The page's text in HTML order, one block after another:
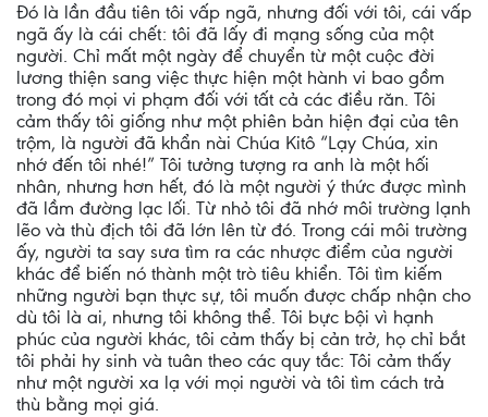
Đó là lần đầu tiên tôi vấp ngã, nhưng đối với tôi, cái vấp
ngã ấy là cái chết: tôi đã lấy đi mạng sống của một
người. Chỉ mất một ngày để chuyển từ một cuộc đời
lương thiện sang việc thực hiện một hành vi bao gồm
trong đó mọi vi phạm đối với tất cả các điều răn. Tôi
cảm thấy tôi giống như một phiên bản hiện đại của tên
trộm, là người đã khẩn nài Chúa Kitô “Lạy Chúa, xin
nhớ đến tôi nhé!” Tôi tưởng tượng ra anh là một hối
nhân, nhưng hơn hết, đó là một người ý thức được mình
đã lầm đường lạc lối. Từ nhỏ tôi đã nhớ môi trường lạnh
lẽo và thù địch tôi đã lớn lên từ đó. Trong cái môi trường
ấy, người ta say sưa tìm ra các nhược điểm của người
khác để biến nó thành một trò tiêu khiển. Tôi tìm kiếm
những người bạn thực sự, tôi muốn được chấp nhận cho
dù tôi là ai, nhưng tôi không thể. Tôi bực bội vì hạnh
phúc của người khác, tôi cảm thấy bị cản trở, họ chỉ bắt
tôi phải hy sinh và tuân theo các quy tắc: Tôi cảm thấy
như một người xa lạ với mọi người và tôi tìm cách trả
thù bằng mọi giá.